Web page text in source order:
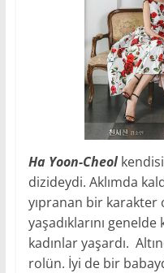
Ha Yoon-Cheolkendisi
dizideydi. Aklımda
yıpranan bir karakter
yaşadıklarını
kadınlar yaşardı.
rolün. İyi de bir